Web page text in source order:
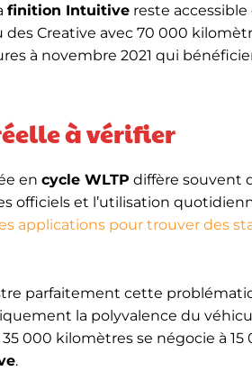
finition Intuitive reste
Creative avec 70 000
à novembre 2021 qui
à vérifier
en cycle WLTP diffère souvent
officiels et l’utilisation
applications pour trouver des
parfaitement cette
la polyvalence du
000 kilomètres se négocie à
.